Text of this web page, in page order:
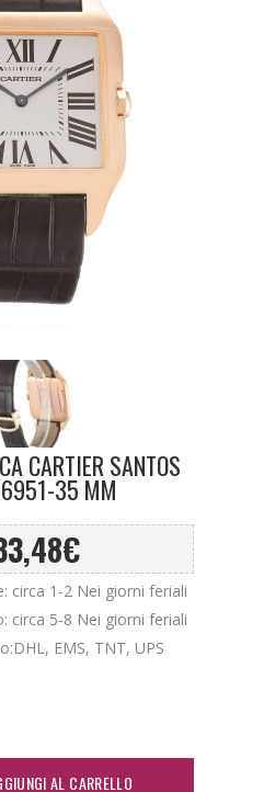
CARTIER SANTOS
35 MM
€
circa 1-2 Nei giorni feriali
circa 5-8 Nei giorni feriali
EMS, TNT, UPS
AL CARRELLO